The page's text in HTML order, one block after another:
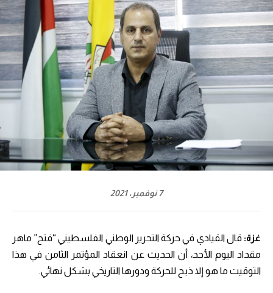
7 نوفمبر، 2021
غزة: قال القيادي في حركة التحرير الوطني الفلسطيني “فتح” ماهر
مقداد اليوم الأحد، أن الحديث عن انعقاد المؤتمر الثامن في هذا
التوقيت ما هو إلا ذبح للحركة ودورها التاريخي بشكل نهائي.